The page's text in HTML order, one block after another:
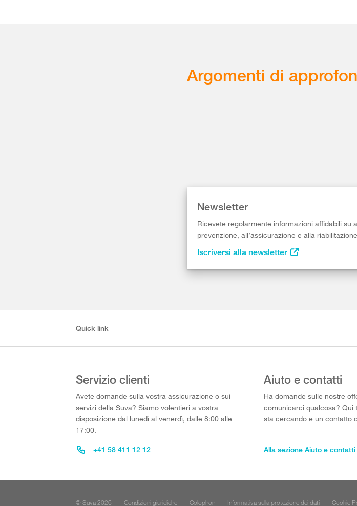
Argomenti di
Newsletter
Ricevete regolarmente informazioni affidabili su
prevenzione, all’assicurazione e alla
Iscriversi alla newsletter
Quick link
Servizio clienti
Avete domande sulla vostra assicurazione o sui
servizi della Suva? Siamo volentieri a vostra
disposizione dal lunedì al venerdì, dalle 8:00 alle
17:00.
+41 58 411 12 12
Aiuto e contatti
Ha domande sulle nostre
comunicarci qualcosa? Qui
sta cercando e un contatto
Alla sezione Aiuto e contatti
© Suva 2026 Condizioni giuridiche Colophon Informativa sulla protezione dei dati Cookie